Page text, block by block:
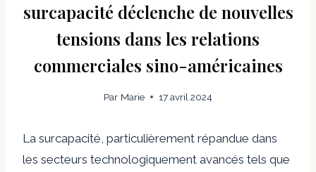
surcapacité déclenche de nouvelles
tensions dans les relations
commerciales sino-américaines
Par Marie 17 avril 2024
La surcapacité, particulièrement répandue dans
les secteurs technologiquement avancés tels que